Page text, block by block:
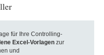
für Ihre Controlling-
Excel-Vorlagen zur
und